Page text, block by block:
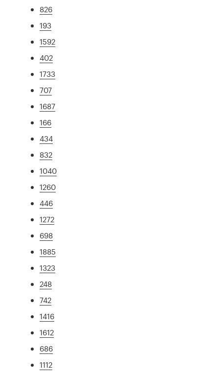
826
193
1592
402
1733
707
1687
166
434
832
1040
1260
446
1272
698
1885
1323
248
742
1416
1612
686
1112